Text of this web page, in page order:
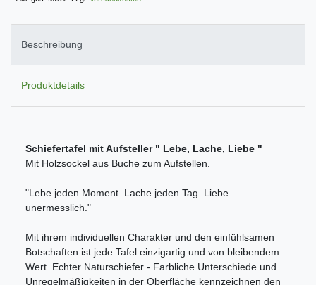
Beschreibung
Produktdetails
Schiefertafel mit Aufsteller " Lebe, Lache, Liebe "
Mit Holzsockel aus Buche zum Aufstellen.
"Lebe jeden Moment. Lache jeden Tag. Liebe
unermesslich."
Mit ihrem individuellen Charakter und den einfühlsamen
Botschaften ist jede Tafel einzigartig und von bleibendem
Wert. Echter Naturschiefer - Farbliche Unterschiede und
Unregelmäßigkeiten in der Oberfläche kennzeichnen den